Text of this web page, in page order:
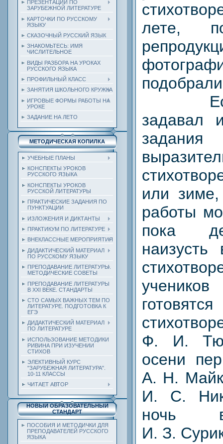
ПРЕЗЕНТАЦИИ ПО
ЗАРУБЕЖНОЙ ЛИТЕРАТУРЕ
КАРТОЧКИ ПО РУССКОМУ
ЯЗЫКУ
СКАЗОЧНЫЙ РУССКИЙ ЯЗЫК
ЗНАКОМЬТЕСЬ: ИМЯ
ЧИСЛИТЕЛЬНОЕ
ВИДЫ РАЗБОРА НА УРОКАХ
РУССКОГО ЯЗЫКА
ПРОФИЛЬНЫЙ КЛАСС
ЗАНЯТИЯ ШКОЛЬНОГО КРУЖКА
ИГРОВЫЕ ФОРМЫ РАБОТЫ НА
УРОКЕ
ЗАДАНИЕ НА ЛЕТО
МЕТОДИЧЕСКАЯ КОПИЛКА
УЧЕБНЫЕ ПЛАНЫ
КОНСПЕКТЫ УРОКОВ
РУССКОГО ЯЗЫКА
КОНСПЕКТЫ УРОКОВ
РУССКОЙ ЛИТЕРАТУРЫ
ПРАКТИЧЕСКИЕ ЗАДАНИЯ ПО
ПУНКТУАЦИИ
ИЗЛОЖЕНИЯ И ДИКТАНТЫ
ПРАКТИКУМ ПО ЛИТЕРАТУРЕ
ВНЕКЛАССНЫЕ МЕРОПРИЯТИЯ
ДИДАКТИЧЕСКИЙ МАТЕРИАЛ
ПО РУССКОМУ ЯЗЫКУ
ПРЕПОДАВАНИЕ ЛИТЕРАТУРЫ.
МЕТОДИЧЕСКИЕ СОВЕТЫ
ПРЕПОДАВАНИЕ ЛИТЕРАТУРЫ
В XXI ВЕКЕ. СТАНДАРТЫ
СТО САМЫХ ВАЖНЫХ ТЕМ ПО
ЛИТЕРАТУРЕ. ПОДГОТОВКА К
ЕГЭ
ДИДАКТИЧЕСКИЙ МАТЕРИАЛ
ПО ЛИТЕРАТУРЕ
ИСПОЛЬЗОВАНИЕ МЕТОДИКИ
РИВИНА ПРИ ИЗУЧЕНИИ
СТИХОВ
ЭЛЕКТИВНЫЙ КУРС
"ЗАРУБЕЖНАЯ ЛИТЕРАТУРА".
10-11 КЛАССЫ
ЧИТАЕТ АВТОР
НОВЫЙ ОБРАЗОВАТЕЛЬНЫЙ
СТАНДАРТ
ПОСОБИЯ И МЕТОДИЧКИ ДЛЯ
ПРЕПОДАВАТЕЛЕЙ РУССКОГО
ЯЗЫКА
лете,
Если
задавал
или зиме,
работы
пока
учеников
Ф. И.
осени
А. Н.
И. С.
ночь
И. З.